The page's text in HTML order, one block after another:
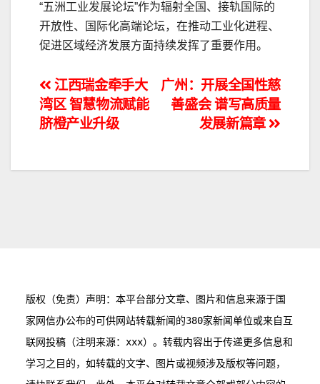
“五洲工业发展论坛”作为辐射全国、接轨国际的
开放性、国际化高端论坛，在推动工业化进程、
促进区域经济发展方面持续发挥了重要作用。
文
章
航
广州：开展全国性慈
善盛会 谱写高质量
发展新篇章
江西瑞金牵手大
湾区 智慧物流赋能
脐橙产业升级
版权（免责）声明：本平台部分文章、图片和信息来源于国
家网信办公布的可供网站转载新闻的380家新闻单位或来自互
联网投稿（注明来源：xxx）。转载内容出于传递更多信息和
学习之目的，如转载的文字、图片或视频涉及版权等问题，